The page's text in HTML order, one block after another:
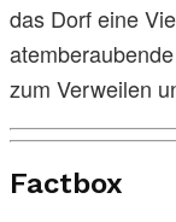
das Dorf eine
zum Verweilen
Factbox